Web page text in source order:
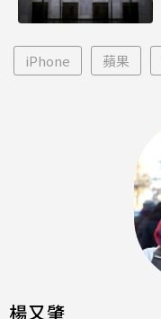
iPhone 蘋果
楊又肇